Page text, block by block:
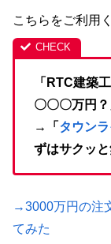
こちらをご利用
「RTC建築
〇〇〇万円？
→「 タウン
ずはサクッ
→3000万円の注
てみた